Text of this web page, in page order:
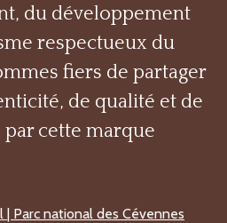
du développement
respectueux du
fiers de partager
de qualité et de
cette marque
| Parc national des Cévennes